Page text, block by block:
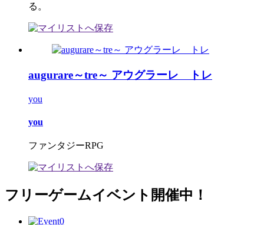
る。
augurare～tre～ アウグラーレ トレ
you
you
ファンタジーRPG
フリーゲームイベント開催中！